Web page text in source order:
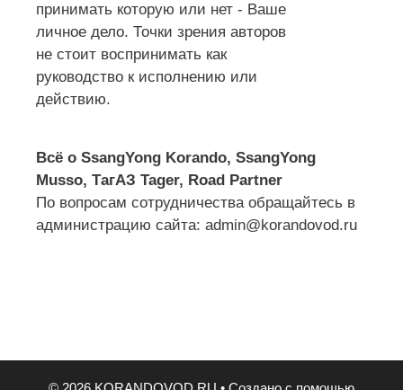
принимать которую или нет - Ваше
личное дело. Точки зрения авторов
не стоит воспринимать как
руководство к исполнению или
действию.
Всё о SsangYong Korando, SsangYong
Musso, ТагАЗ Tager, Road Partner
По вопросам сотрудничества обращайтесь в
администрацию сайта: admin@korandovod.ru